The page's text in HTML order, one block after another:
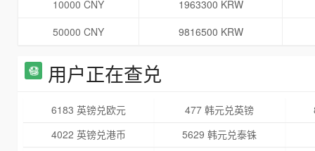
10000 CNY
1963300 KRW
50000 CNY
9816500 KRW
用户正在查兑
6183 英镑兑欧元 477 韩元兑英镑
4022 英镑兑港币
5629 韩元兑泰铢